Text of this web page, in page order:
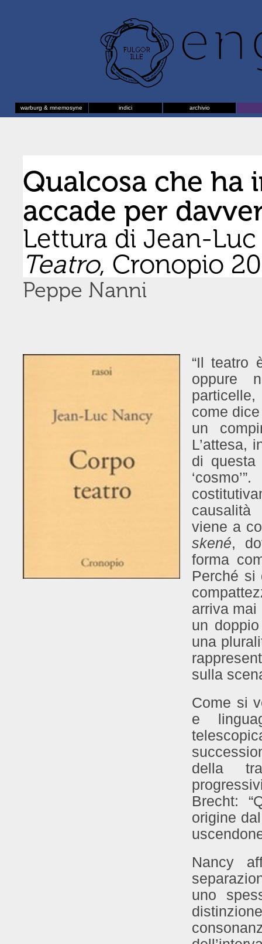
warburg & mnemosyne indici archivio
Qualcosa che ha
accade per
Lettura di Jean-
Teatro, Cronopio
Peppe Nanni
“Il teatro
oppure
come
un
L’attesa,
di questa
causalità
viene a
skené,
forma
Perché si
arriva mai
un
una
sulla
Come si
e
della
Brecht:
origine
Nancy
uno